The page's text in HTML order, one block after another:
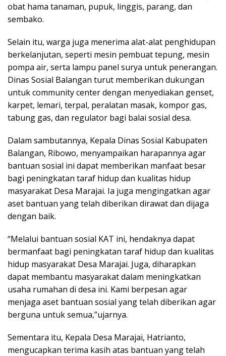
obat hama tanaman, pupuk, linggis, parang, dan
sembako.
Selain itu, warga juga menerima alat-alat penghidupan
berkelanjutan, seperti mesin pembuat tepung, mesin
pompa air, serta lampu panel surya untuk penerangan.
Dinas Sosial Balangan turut memberikan dukungan
untuk community center dengan menyediakan genset,
karpet, lemari, terpal, peralatan masak, kompor gas,
tabung gas, dan regulator bagi balai sosial desa.
Dalam sambutannya, Kepala Dinas Sosial Kabupaten
Balangan, Ribowo, menyampaikan harapannya agar
bantuan sosial ini dapat memberikan manfaat besar
bagi peningkatan taraf hidup dan kualitas hidup
masyarakat Desa Marajai. Ia juga mengingatkan agar
aset bantuan yang telah diberikan dirawat dan dijaga
dengan baik.
“Melalui bantuan sosial KAT ini, hendaknya dapat
bermanfaat bagi peningkatan taraf hidup dan kualitas
hidup masyarakat Desa Marajai. Juga, diharapkan
dapat membantu masyarakat dalam meningkatkan
usaha rumahan di desa ini. Kami berpesan agar
menjaga aset bantuan sosial yang telah diberikan agar
berguna untuk semua,”ujarnya.
Sementara itu, Kepala Desa Marajai, Hatrianto,
mengucapkan terima kasih atas bantuan yang telah